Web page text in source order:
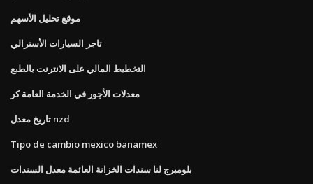
موقع تحليل الأسهم
تاجر السيارات الأسترالي
التخطيط المالي على الانترنت بالطبع
معدلات الأجور في الخدمة العامة كر
تاريخ معدل nzd
Tipo de cambio mexico banamex
بلومبرج لنا سندات الخزانة العائمة معدل السندات